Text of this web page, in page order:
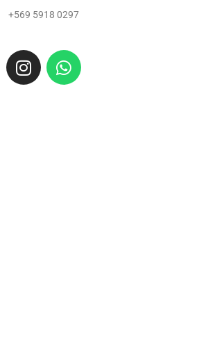
+569 5918 0297